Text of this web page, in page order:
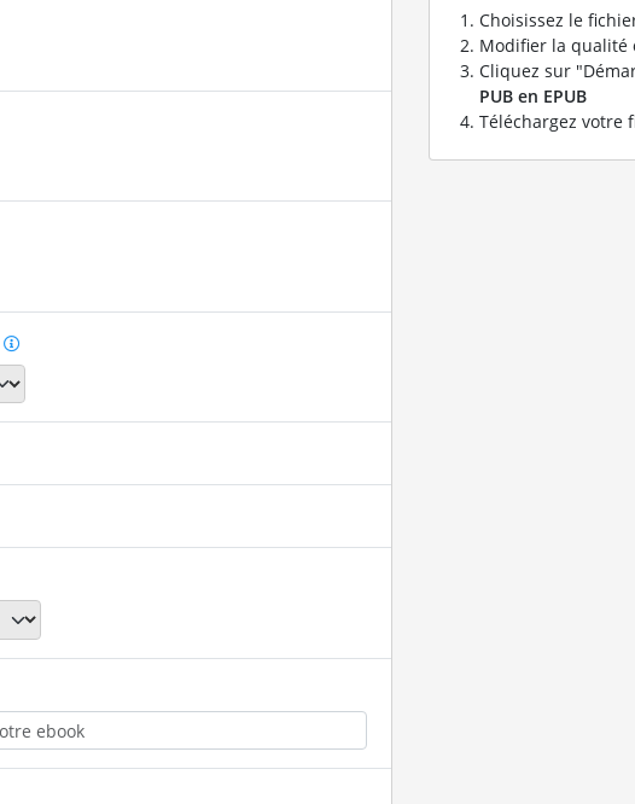
Choisissez le
Modifier la qualité
Cliquez sur
PUB en EPUB
Téléchargez votre